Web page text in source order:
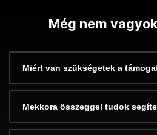
Még nem
Miért van szükségetek a
Mekkora összeggel tudok